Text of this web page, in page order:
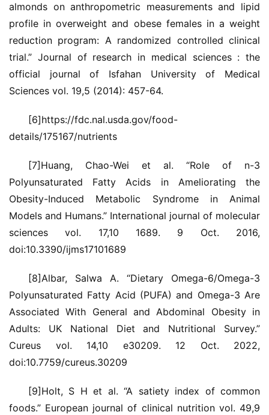
almonds on anthropometric measurements and lipid
profile in overweight and obese females in a weight
reduction program: A randomized controlled clinical
trial.” Journal of research in medical sciences : the
official journal of Isfahan University of Medical
Sciences vol. 19,5 (2014): 457-64.
[6]https://fdc.nal.usda.gov/food-
details/175167/nutrients
[7]Huang, Chao-Wei et al. “Role of n-3
Polyunsaturated Fatty Acids in Ameliorating the
Obesity-Induced Metabolic Syndrome in Animal
Models and Humans.” International journal of molecular
sciences vol. 17,10 1689. 9 Oct. 2016,
doi:10.3390/ijms17101689
[8]Albar, Salwa A. “Dietary Omega-6/Omega-3
Polyunsaturated Fatty Acid (PUFA) and Omega-3 Are
Associated With General and Abdominal Obesity in
Adults: UK National Diet and Nutritional Survey.”
Cureus vol. 14,10 e30209. 12 Oct. 2022,
doi:10.7759/cureus.30209
[9]Holt, S H et al. “A satiety index of common
foods.” European journal of clinical nutrition vol. 49,9